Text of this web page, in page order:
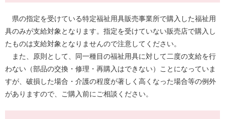
県の指定を受けている特定福祉用具販売事業所で購入した福祉用
具のみが支給対象となります。指定を受けていない販売店で購入し
たものは支給対象となりませんので注意してください。
また、原則として、同一種目の福祉用具に対して二度の支給を行
わない（部品の交換・修理・再購入はできない）ことになっていま
すが、破損した場合・介護の程度が著しく高くなった場合等の例外
がありますので、ご購入前にご相談ください。